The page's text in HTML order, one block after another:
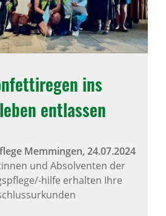
ins
entlassen
Memmingen, 24.07.2024
und Absolventen der
hilfe erhalten Ihre